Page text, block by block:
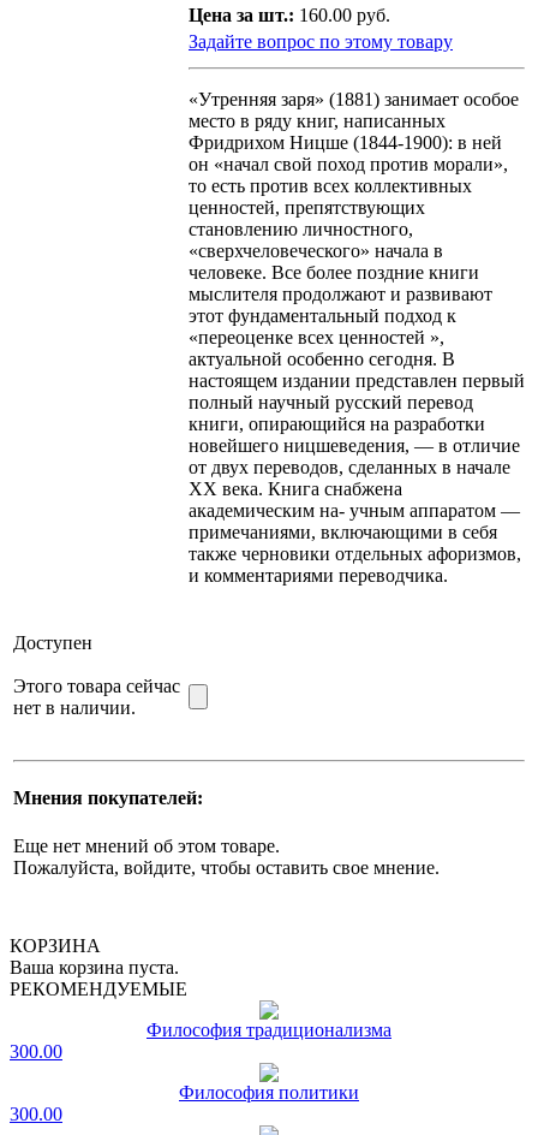
Цена за шт.: 160.00 руб.
Задайте вопрос по этому товару
«Утренняя заря» (1881) занимает особое
место в ряду книг, написанных
Фридрихом Ницше (1844-1900): в ней
он «начал свой поход против морали»,
то есть против всех коллективных
ценностей, препятствующих
становлению личностного,
«сверхчеловеческого» начала в
человеке. Все более поздние книги
мыслителя продолжают и развивают
этот фундаментальный подход к
«переоценке всех ценностей »,
актуальной особенно сегодня. В
настоящем издании представлен первый
полный научный русский перевод
книги, опирающийся на разработки
новейшего ницшеведения, — в отличие
от двух переводов, сделанных в начале
XX века. Книга снабжена
академическим на- учным аппаратом —
примечаниями, включающими в себя
также черновики отдельных афоризмов,
и комментариями переводчика.
Доступен
Этого товара сейчас
нет в наличии.
Мнения покупателей:
Еще нет мнений об этом товаре.
Пожалуйста, войдите, чтобы оставить свое мнение.
КОРЗИНА
Ваша корзина пуста.
РЕКОМЕНДУЕМЫЕ
Философия традиционализма
300.00
Философия политики
300.00